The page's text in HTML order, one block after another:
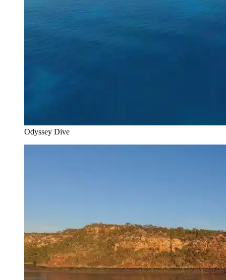
Odyssey Dive